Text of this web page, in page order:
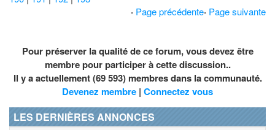
· Page précédente· Page suivante
Pour préserver la qualité de ce forum, vous devez être
membre pour participer à cette discussion..
Il y a actuellement (69 593) membres dans la communauté.
Devenez membre | Connectez vous
LES DERNIÈRES ANNONCES